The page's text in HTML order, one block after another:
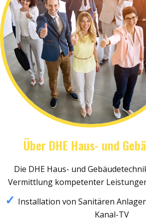
Über DHE Haus- und
Die DHE Haus- und
Vermittlung kompetenter
Installation von Sanitären
Kanal-TV